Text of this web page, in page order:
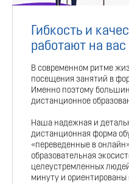
Гибкость и
работают на вас
В современном ритме
посещения занятий в
Именно поэтому
дистанционное
Наша надежная и
дистанционная форма
«переведенные в
образовательная
целеустремленных
минуту и ориентированы